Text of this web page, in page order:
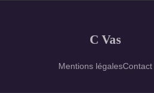
C Vas
Mentions légalesContact